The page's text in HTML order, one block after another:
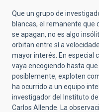
Que un grupo de
blancas, el remanente que
se apagan, no es algo
orbitan entre sí a
mayor interés. En especial
vaya encogiendo hasta
posiblemente, exploten
ha ocurrido a un equipo
investigador del Instituto
Carlos Allende. La